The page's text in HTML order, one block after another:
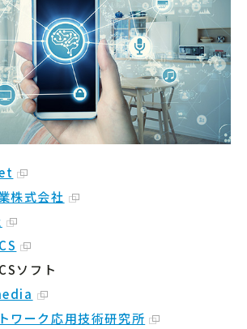
株式会社
ソフト
ワーク応用技術研究所